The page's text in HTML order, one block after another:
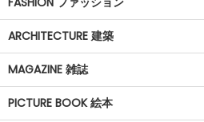
ARCHITECTURE 建築
MAGAZINE 雑誌
PICTURE BOOK 絵本